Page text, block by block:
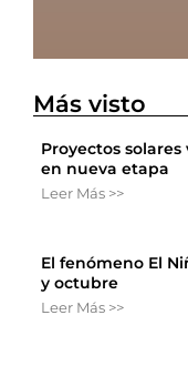
Más visto
Proyectos
en nueva etapa
Leer Más >>
El fenómeno El
y octubre
Leer Más >>